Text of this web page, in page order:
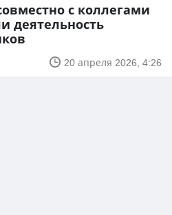
с коллегами
деятельность
20 апреля 2026, 4:26